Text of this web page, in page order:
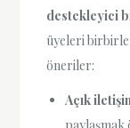
destekleyici
üyeleri
öneriler:
Açık